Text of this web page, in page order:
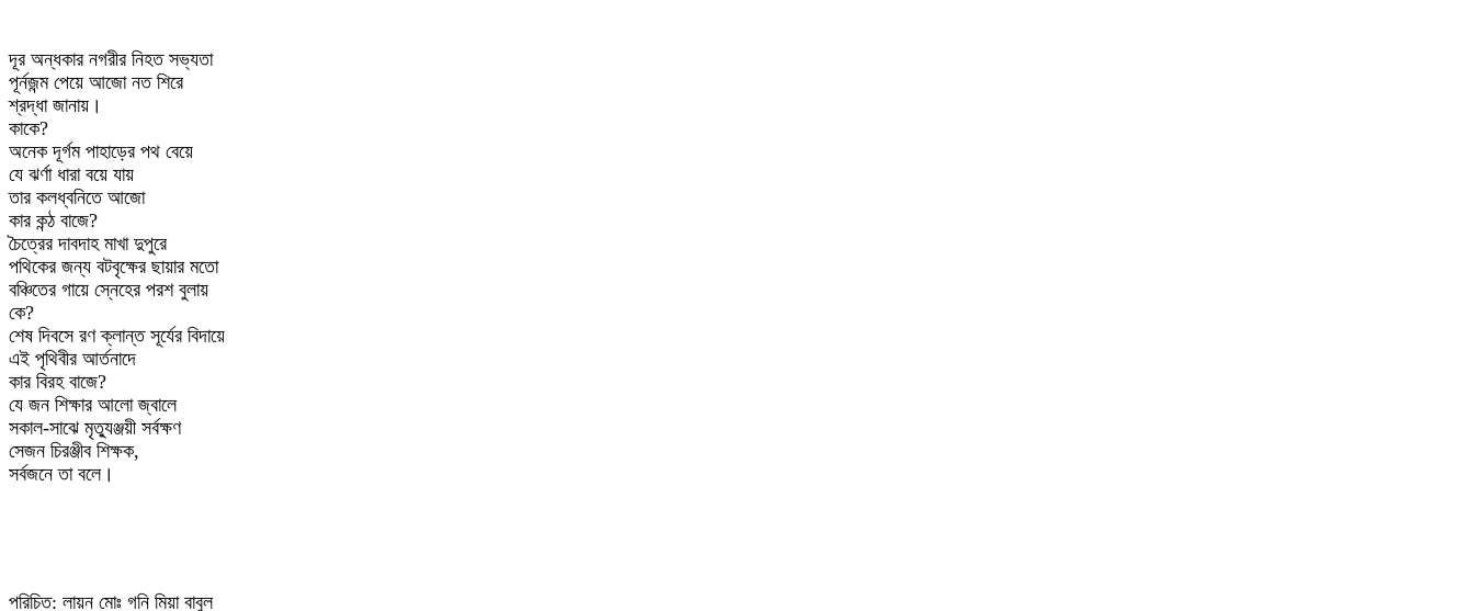
দূর অন্ধকার নগরীর নিহত সভ্যতা
পূর্নজন্ম পেয়ে আজো নত শিরে
শ্রদ্ধা জানায়।
কাকে?
অনেক দূর্গম পাহাড়ের পথ বেয়ে
যে ঝর্ণা ধারা বয়ে যায়
তার কলধ্বনিতে আজো
কার কন্ঠ বাজে?
চৈত্রের দাবদাহ মাখা দুপুরে
পথিকের জন্য বটবৃক্ষের ছায়ার মতো
বঞ্চিতের গায়ে স্নেহের পরশ বুলায়
কে?
শেষ দিবসে রণ ক্লান্ত সূর্যের বিদায়ে
এই পৃথিবীর আর্তনাদে
কার বিরহ বাজে?
যে জন শিক্ষার আলো জ্বালে
সকাল-সাঝে মৃত্যুঞ্জয়ী সর্বক্ষণ
সেজন চিরঞ্জীব শিক্ষক,
সর্বজনে তা বলে।
পরিচিত: লায়ন মোঃ গনি মিয়া বাবুল